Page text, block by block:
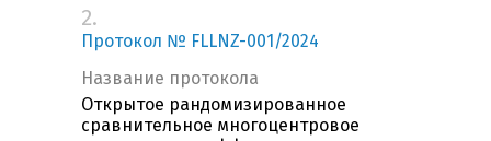
2.
Протокол № FLLNZ-001/2024
Название протокола
Открытое рандомизированное
сравнительное многоцентровое